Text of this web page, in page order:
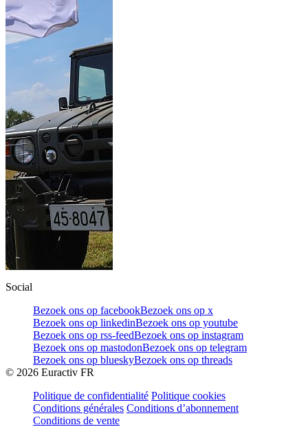
Social
Bezoek ons op facebookBezoek ons op x
Bezoek ons op linkedinBezoek ons op youtube
Bezoek ons op rss-feedBezoek ons op instagram
Bezoek ons op mastodonBezoek ons op telegram
Bezoek ons op blueskyBezoek ons op threads
© 2026 Euractiv FR
Politique de confidentialité Politique cookies
Conditions générales Conditions d’abonnement
Conditions de vente